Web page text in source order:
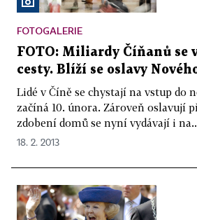
FOTOGALERIE
FOTO: Miliardy Číňanů se
cesty. Blíží se oslavy
Lidé v Číně se chystají na vstup do
začíná 10. února. Zároveň oslavují
zdobení domů se nyní vydávají i
18. 2. 2013